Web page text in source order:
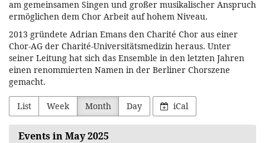
am gemeinsamen Singen und großer musikalischer Anspruch
ermöglichen dem Chor Arbeit auf hohem Niveau.
2013 gründete Adrian Emans den Charité Chor aus einer
Chor-AG der Charité-Universitätsmedizin heraus. Unter
seiner Leitung hat sich das Ensemble in den letzten Jahren
einen renommierten Namen in der Berliner Chorszene
gemacht.
List Week Month Day iCal
Events in May 2025